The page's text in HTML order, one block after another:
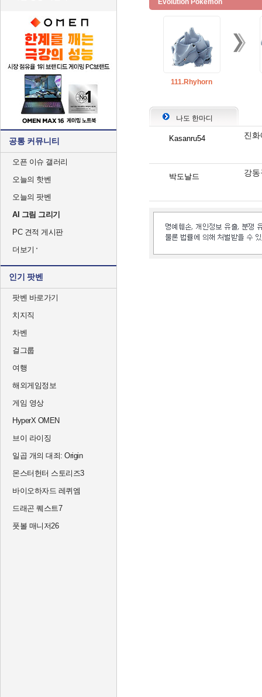
공통 커뮤니티
오픈 이슈 갤러리
오늘의 핫벤
오늘의 팟벤
AI 그림 그리기
PC 견적 게시판
더보기
인기 팟벤
팟벤 바로가기
치지직
차벤
걸그룹
여행
해외게임정보
게임 영상
HyperX OMEN
브이 라이징
일곱 개의 대죄: Origin
몬스터헌터 스토리즈3
바이오하자드 레퀴엠
드래곤 퀘스트7
풋볼 매니저26
Evolution Pokemon
111.Rhyhorn
나도 한마디
Kasanru54 진
박도날드 강